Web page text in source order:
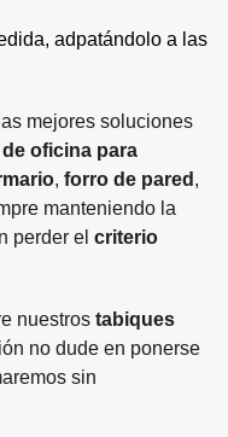
adpatándolo a las
mejores soluciones
oficina para
, forro de pared ,
manteniendo la
perder el criterio
nuestros tabiques
no dude en ponerse
sin